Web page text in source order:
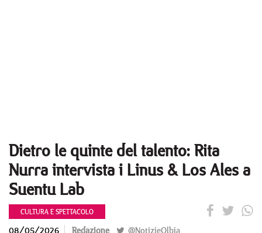
Dietro le quinte del talento: Rita
Nurra intervista i Linus & Los Ales a
Suentu Lab
CULTURA E SPETTACOLO
08/05/2026 Redazione @NotizieOlbia